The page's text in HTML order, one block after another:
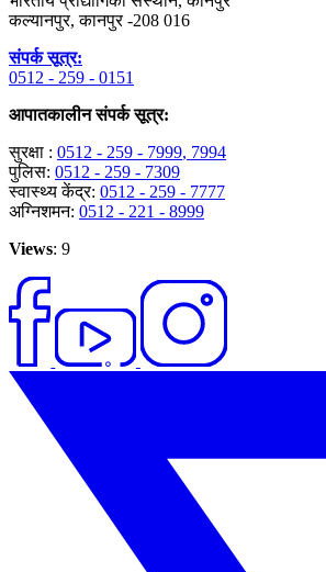
कल्यानपुर, कानपुर -208 016
संपर्क सूत्र:
0512 - 259 - 0151
आपातकालीन संपर्क सूत्र:
सुरक्षा : 0512 - 259 - 7999, 7994
पुलिस: 0512 - 259 - 7309
स्वास्थ्य केंद्र: 0512 - 259 - 7777
अग्निशमन: 0512 - 221 - 8999
Views: 9